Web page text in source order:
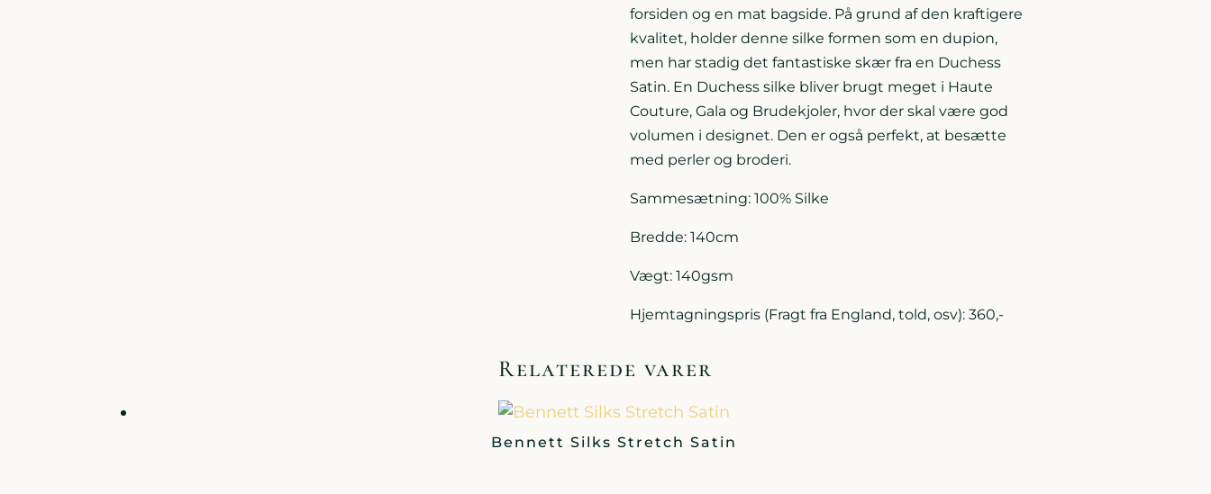
forsiden og en mat bagside. På grund af den kraftigere
kvalitet, holder denne silke formen som en dupion,
men har stadig det fantastiske skær fra en Duchess
Satin. En Duchess silke bliver brugt meget i Haute
Couture, Gala og Brudekjoler, hvor der skal være god
volumen i designet. Den er også perfekt, at besætte
med perler og broderi.
Sammesætning: 100% Silke
Bredde: 140cm
Vægt: 140gsm
Hjemtagningspris (Fragt fra England, told, osv): 360,-
Relaterede varer
Bennett Silks Stretch Satin